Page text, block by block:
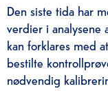
Den siste tida har
verdier i analysene
kan forklares med
bestilte
nødvendig